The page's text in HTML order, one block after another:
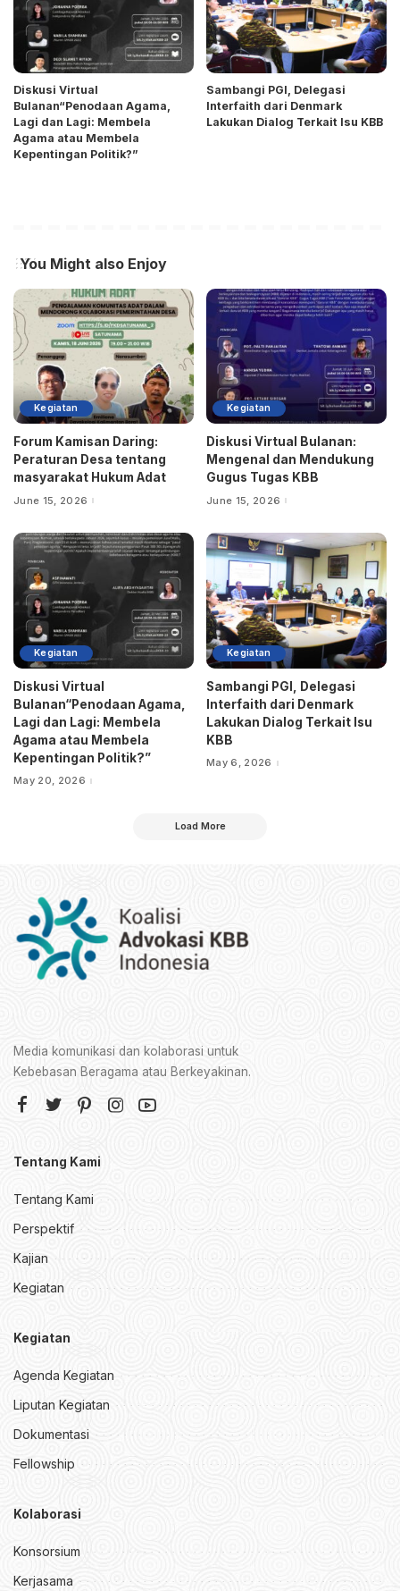
Diskusi Virtual
Bulanan“Penodaan Agama,
Lagi dan Lagi: Membela
Agama atau Membela
Kepentingan Politik?”
Sambangi PGI, Delegasi
Interfaith dari Denmark
Lakukan Dialog Terkait Isu KBB
You Might also Enjoy
Kegiatan
Forum Kamisan Daring:
Peraturan Desa tentang
masyarakat Hukum Adat
June 15, 2026
Kegiatan
Diskusi Virtual Bulanan:
Mengenal dan Mendukung
Gugus Tugas KBB
June 15, 2026
Kegiatan
Diskusi Virtual
Bulanan“Penodaan Agama,
Lagi dan Lagi: Membela
Agama atau Membela
Kepentingan Politik?”
May 20, 2026
Kegiatan
Sambangi PGI, Delegasi
Interfaith dari Denmark
Lakukan Dialog Terkait Isu
KBB
May 6, 2026
Load More
Media komunikasi dan kolaborasi untuk
Kebebasan Beragama atau Berkeyakinan.
Tentang Kami
Tentang Kami
Perspektif
Kajian
Kegiatan
Kegiatan
Agenda Kegiatan
Liputan Kegiatan
Dokumentasi
Fellowship
Kolaborasi
Konsorsium
Kerjasama